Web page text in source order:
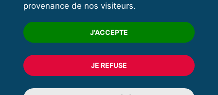
provenance de nos visiteurs.
J'ACCEPTE
JE REFUSE
Trouver un club
Formation
© 2020 FFFORCE Tous droits réservés
Mentions légales